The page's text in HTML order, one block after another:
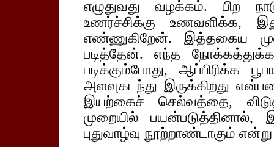
எழுதுவது வழக்கம். பிற
உணர்ச்சிக்கு உணவளிக்க,
எண்ணுகிறேன். இத்தகைய
படித்தேன். எந்த
படிக்கும்போது, ஆப்பிரிக்க
அளவுகடந்து இருக்கிறது
இயற்கைச் செல்வத்தை,
முறையில்
புதுவாழ்வு நூற்றாண்டாகும்